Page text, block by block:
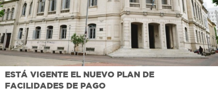
ESTÁ VIGENTE EL NUEVO PLAN DE
FACILIDADES DE PAGO